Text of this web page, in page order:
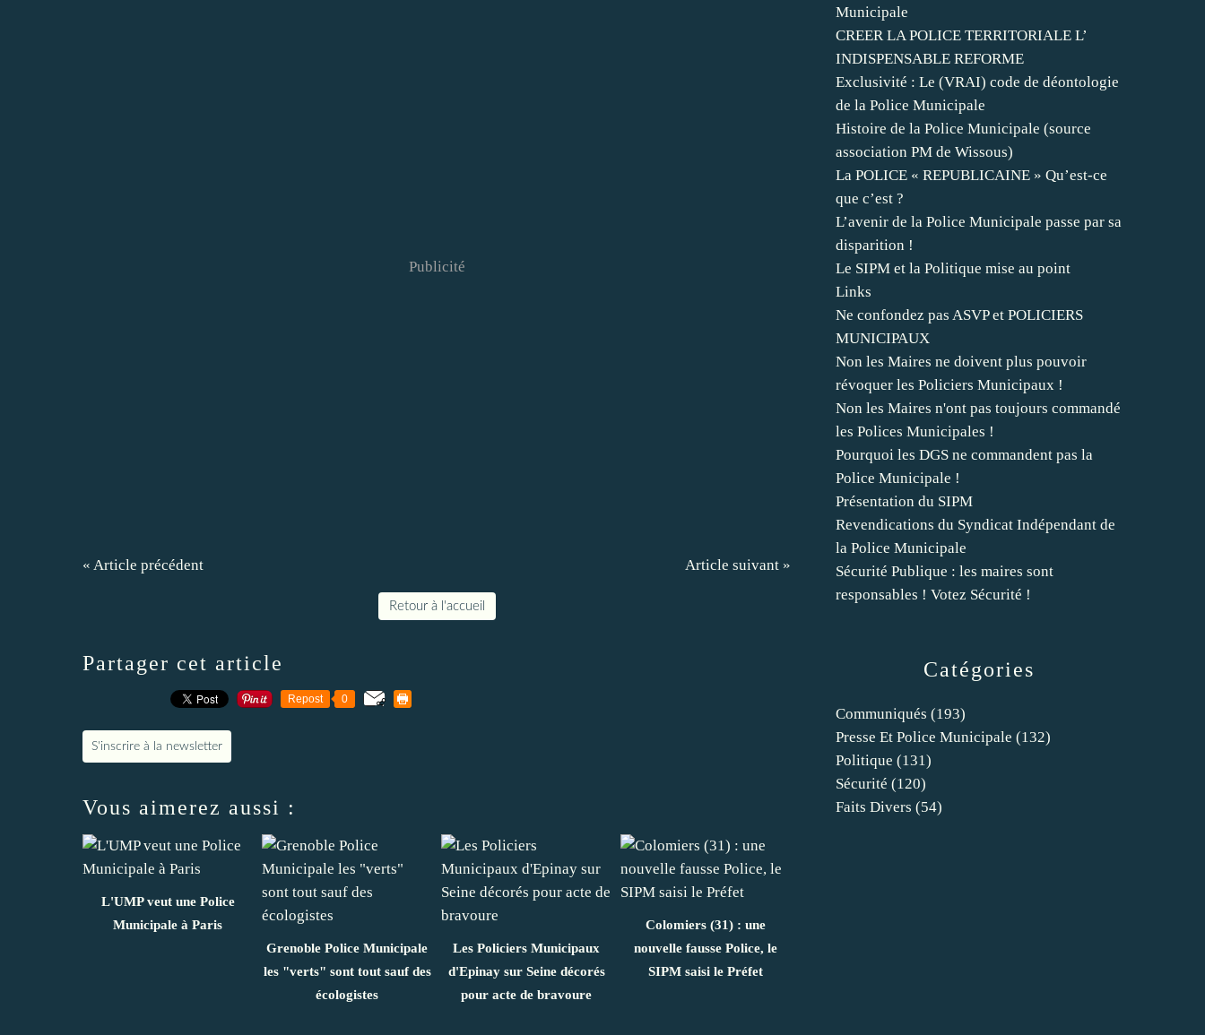
Publicité
« Article précédent Article suivant »
Retour à l'accueil
Partager cet article
Repost 0
S'inscrire à la newsletter
Vous aimerez aussi :
L'UMP veut une Police
Municipale à Paris
Grenoble Police Municipale
les "verts" sont tout sauf des
écologistes
Les Policiers Municipaux
d'Epinay sur Seine décorés
pour acte de bravoure
Colomiers (31) : une
nouvelle fausse Police, le
SIPM saisi le Préfet
Catégories
Communiqués (193)
Presse Et Police Municipale (132)
Politique (131)
Sécurité (120)
Faits Divers (54)
Municipale
CREER LA POLICE TERRITORIALE L’
INDISPENSABLE REFORME
Exclusivité : Le (VRAI) code de déontologie
de la Police Municipale
Histoire de la Police Municipale (source
association PM de Wissous)
La POLICE « REPUBLICAINE » Qu’est-ce
que c’est ?
L’avenir de la Police Municipale passe par sa
disparition !
Le SIPM et la Politique mise au point
Links
Ne confondez pas ASVP et POLICIERS
MUNICIPAUX
Non les Maires ne doivent plus pouvoir
révoquer les Policiers Municipaux !
Non les Maires n'ont pas toujours commandé
les Polices Municipales !
Pourquoi les DGS ne commandent pas la
Police Municipale !
Présentation du SIPM
Revendications du Syndicat Indépendant de
la Police Municipale
Sécurité Publique : les maires sont
responsables ! Votez Sécurité !